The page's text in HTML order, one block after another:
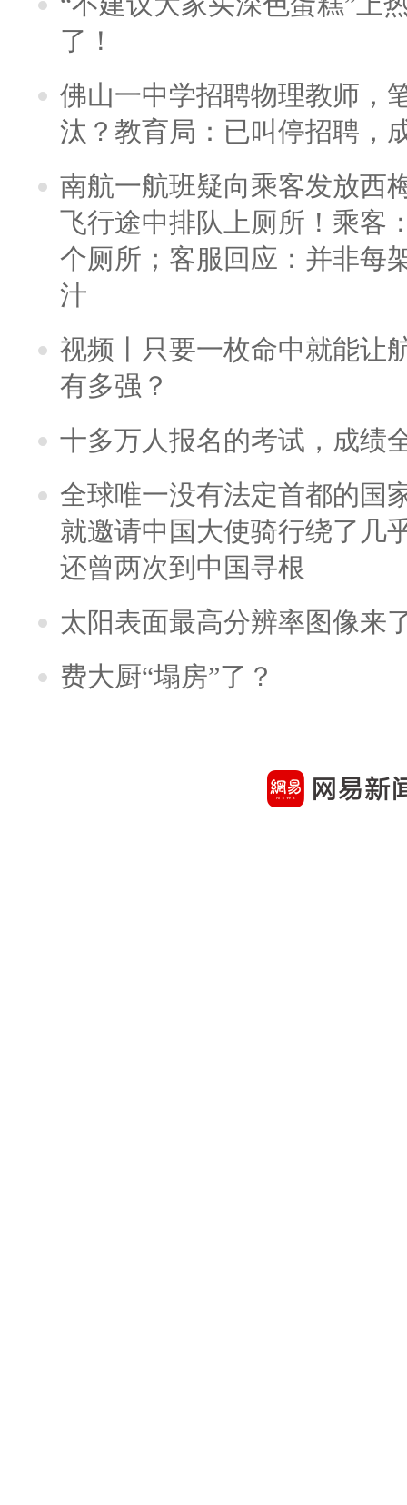
了！
佛山一中学招聘物理教师，
汰？教育局：已叫停招聘，
南航一航班疑向乘客发放西
飞行途中排队上厕所！乘客
个厕所；客服回应：并非每
汁
视频丨只要一枚命中就能让
有多强？
十多万人报名的考试，成绩
全球唯一没有法定首都的国
就邀请中国大使骑行绕了几
还曾两次到中国寻根
太阳表面最高分辨率图像来
费大厨“塌房”了？